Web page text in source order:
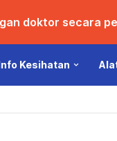
doktor secara
Kesihatan